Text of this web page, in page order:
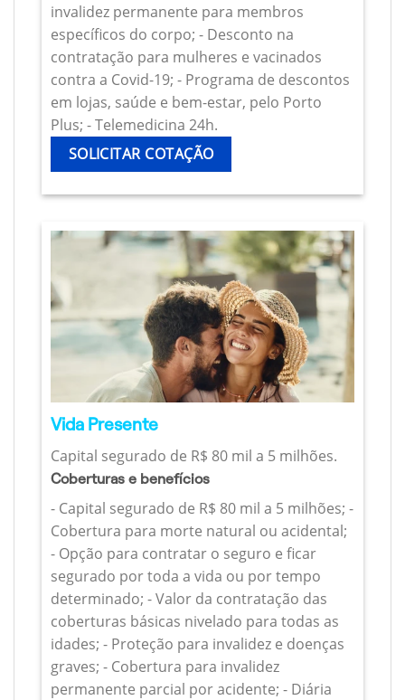
invalidez permanente para membros
específicos do corpo; - Desconto na
contratação para mulheres e vacinados
contra a Covid-19; - Programa de descontos
em lojas, saúde e bem-estar, pelo Porto
Plus; - Telemedicina 24h.
SOLICITAR COTAÇÃO
Vida Presente
Capital segurado de R$ 80 mil a 5 milhões.
Coberturas e benefícios
- Capital segurado de R$ 80 mil a 5 milhões; -
Cobertura para morte natural ou acidental;
- Opção para contratar o seguro e ficar
segurado por toda a vida ou por tempo
determinado; - Valor da contratação das
coberturas básicas nivelado para todas as
idades; - Proteção para invalidez e doenças
graves; - Cobertura para invalidez
permanente parcial por acidente; - Diária